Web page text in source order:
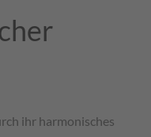
ihr harmonisches